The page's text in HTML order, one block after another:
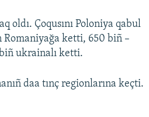
oldı. Çoqusını Poloniya qabul
ketti, 650 biñ –
ukrainalı ketti.
daa tınç regionlarına keçti.